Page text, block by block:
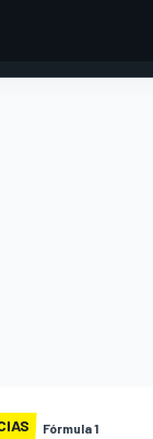
Fórmula 1